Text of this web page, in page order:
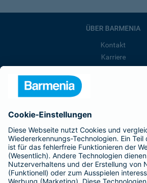
ÜBER BARMENIA
Kontakt
Karriere
Barmenia ist Teil der
BELIEBTE SEITEN
Kranken-
Tierversicherungen